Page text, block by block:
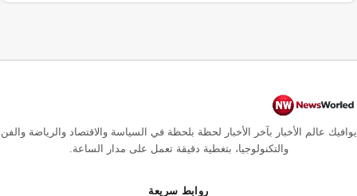
يوافيك عالم الأخبار بآخر الأخبار لحظة بلحظة في السياسة والاقتصاد والرياضة والفن
والتكنولوجيا، بتغطية دقيقة تعمل على مدار الساعة.
روابط سريعة